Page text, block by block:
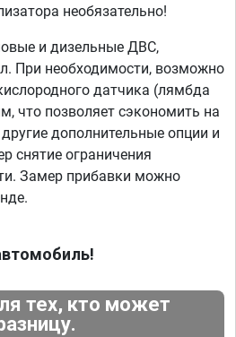
необязательно!
и дизельные ДВС,
При необходимости, возможно
датчика (лямбда
что позволяет сэкономить на
дополнительные опции и
снятие ограничения
Замер прибавки можно
тех, кто может